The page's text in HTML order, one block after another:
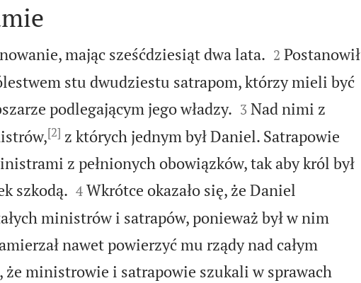
mając sześćdziesiąt dwa lata.
2 Postanowił
stu dwudziestu satrapom, którzy mieli być
podlegającym jego władzy.
3 Nad nimi z
[2] z których jednym był Daniel. Satrapowie
z pełnionych obowiązków, tak aby król był
szkodą.
4 Wkrótce okazało się, że Daniel
ministrów i satrapów, ponieważ był w nim
nawet powierzyć mu rządy nad całym
że ministrowie i satrapowie szukali w sprawach